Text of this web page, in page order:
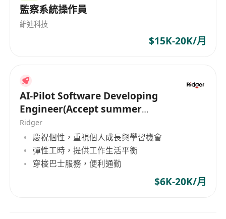
監察系統操作員
維迪科技
$15K-20K/月
AI-Pilot Software Developing
Engineer(Accept summer
intern of HK PR)
Ridger
慶祝個性，重視個人成長與學習機會
彈性工時，提供工作生活平衡
穿梭巴士服務，便利通勤
$6K-20K/月